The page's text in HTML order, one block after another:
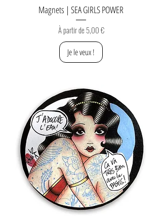
Magnets | SEA GIRLS POWER
À partir de 5,00 €
Prix promotionnel
Je le veux !